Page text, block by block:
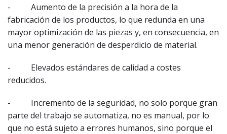
- Aumento de la precisión a la hora de la
fabricación de los productos, lo que redunda en una
mayor optimización de las piezas y, en consecuencia, en
una menor generación de desperdicio de material.
- Elevados estándares de calidad a costes
reducidos.
- Incremento de la seguridad, no solo porque gran
parte del trabajo se automatiza, no es manual, por lo
que no está sujeto a errores humanos, sino porque el